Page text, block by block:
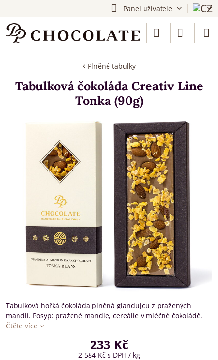
Panel uživatele
Plněné tabulky
Tabulková čokoláda Creativ Line
Tonka (90g)
Tabulková hořká čokoláda plněná giandujou z pražených
mandlí. Posyp: pražené mandle, cereálie v mléčné čokoládě.
Čtěte více
233 Kč
2 584 Kč s DPH / kg